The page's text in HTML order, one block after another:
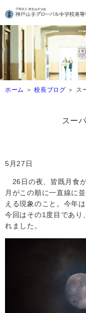
ホーム 校長ブログ ス
スー
5月27 日
26 日の夜、皆既月食
月がこの順に一直線に
える現象のこと。今年
今回はその1度目であり
れました。